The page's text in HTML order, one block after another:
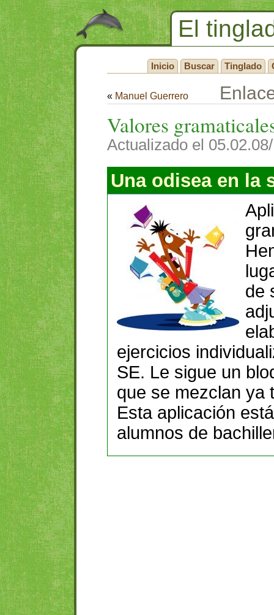
El
Inicio Buscar Tinglado
« Manuel Guerrero
Valores
Actualizado el
Una odisea en la
de
ejercicios
SE. Le sigue un
que se mezclan ya
Esta aplicación
alumnos de